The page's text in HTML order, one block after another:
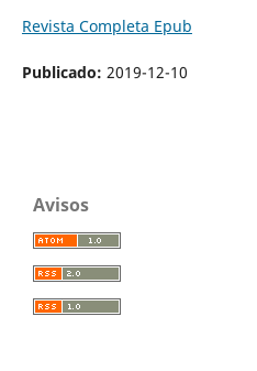
Revista Completa Epub
Publicado: 2019-12-10
Avisos